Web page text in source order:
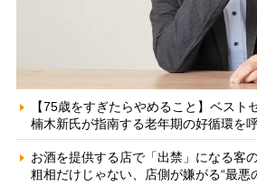
【75歳をすぎたらやめること】ベスト
楠木新氏が指南する老年期の好循環を
お酒を提供する店で「出禁」になる
粗相だけじゃない、店側が嫌がる“最悪